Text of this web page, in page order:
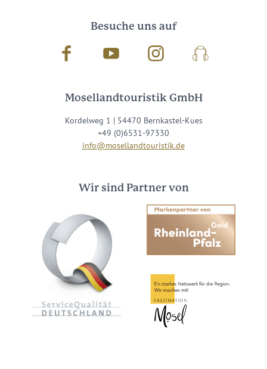
Besuche uns auf
Facebook Youtube InstagramPodcast
Mosellandtouristik GmbH
Kordelweg 1 | 54470 Bernkastel-Kues
+49 (0)6531-97330
info@mosellandtouristik.de
Wir sind Partner von